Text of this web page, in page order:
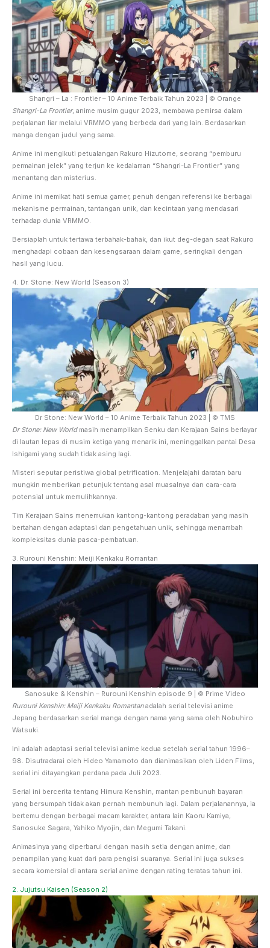
Shangri – La : Frontier – 10 Anime Terbaik Tahun 2023 | © Orange
Shangri-La Frontier, anime musim gugur 2023, membawa pemirsa dalam
perjalanan liar melalui VRMMO yang berbeda dari yang lain. Berdasarkan
manga dengan judul yang sama.
Anime ini mengikuti petualangan Rakuro Hizutome, seorang “pemburu
permainan jelek” yang terjun ke kedalaman “Shangri-La Frontier” yang
menantang dan misterius.
Anime ini memikat hati semua gamer, penuh dengan referensi ke berbagai
mekanisme permainan, tantangan unik, dan kecintaan yang mendasari
terhadap dunia VRMMO.
Bersiaplah untuk tertawa terbahak-bahak, dan ikut deg-degan saat Rakuro
menghadapi cobaan dan kesengsaraan dalam game, seringkali dengan
hasil yang lucu.
4. Dr. Stone: New World (Season 3)
Dr Stone: New World – 10 Anime Terbaik Tahun 2023 | © TMS
Dr Stone: New Worldmasih menampilkan Senku dan Kerajaan Sains berlayar
di lautan lepas di musim ketiga yang menarik ini, meninggalkan pantai Desa
Ishigami yang sudah tidak asing lagi.
Misteri seputar peristiwa global petrification. Menjelajahi daratan baru
mungkin memberikan petunjuk tentang asal muasalnya dan cara-cara
potensial untuk memulihkannya.
Tim Kerajaan Sains menemukan kantong-kantong peradaban yang masih
bertahan dengan adaptasi dan pengetahuan unik, sehingga menambah
kompleksitas dunia pasca-pembatuan.
3. Rurouni Kenshin: Meiji Kenkaku Romantan
Sanosuke & Kenshin – Rurouni Kenshin episode 9 | © Prime Video
Rurouni Kenshin: Meiji Kenkaku Romantanadalah serial televisi anime
Jepang berdasarkan serial manga dengan nama yang sama oleh Nobuhiro
Watsuki.
Ini adalah adaptasi serial televisi anime kedua setelah serial tahun 1996–
98. Disutradarai oleh Hideo Yamamoto dan dianimasikan oleh Liden Films,
serial ini ditayangkan perdana pada Juli 2023.
Serial ini bercerita tentang Himura Kenshin, mantan pembunuh bayaran
yang bersumpah tidak akan pernah membunuh lagi. Dalam perjalanannya, ia
bertemu dengan berbagai macam karakter, antara lain Kaoru Kamiya,
Sanosuke Sagara, Yahiko Myojin, dan Megumi Takani.
Animasinya yang diperbarui dengan masih setia dengan anime, dan
penampilan yang kuat dari para pengisi suaranya. Serial ini juga sukses
secara komersial di antara serial anime dengan rating teratas tahun ini.
2. Jujutsu Kaisen (Season 2)